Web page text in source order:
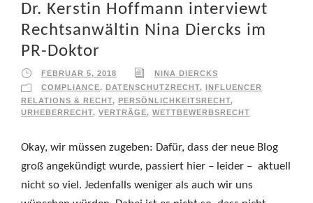
Dr. Kerstin Hoffmann interviewt
Rechtsanwältin Nina Diercks im
PR-Doktor
FEBRUAR 5, 2018
NINA DIERCKS
COMPLIANCE, DATENSCHUTZRECHT,
INFLUENCER
RELATIONS & RECHT, PERSÖNLICHKEITSRECHT,
URHEBERRECHT, VERTRÄGE, WETTBEWERBSRECHT
Okay, wir müssen zugeben: Dafür, dass der neue Blog
groß angekündigt wurde, passiert hier – leider – aktuell
nicht so viel. Jedenfalls weniger als auch wir uns